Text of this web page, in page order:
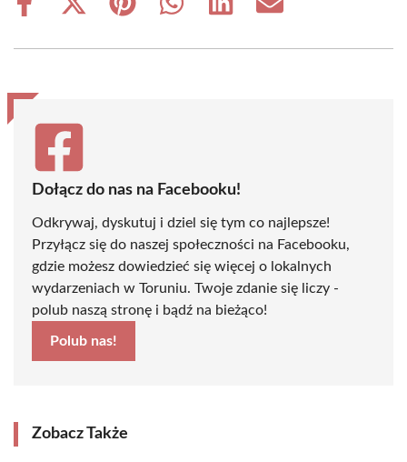
Share
Share
(Twitter)
Share
Share
Share
Share
Dołącz do nas na Facebooku!
Odkrywaj, dyskutuj i dziel się tym co najlepsze!
Przyłącz się do naszej społeczności na Facebooku,
gdzie możesz dowiedzieć się więcej o lokalnych
wydarzeniach w Toruniu. Twoje zdanie się liczy -
polub naszą stronę i bądź na bieżąco!
Polub nas!
Zobacz Także